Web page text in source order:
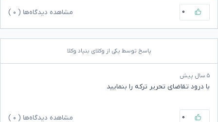
۰ مشاهده دیدگاه‌ها ( ۰
پاسخ توسط یکی از وکلای بنیاد وکلا
۵ سال پیش
با درود تقاضای تحریر ترکه را بنمایید
۰ مشاهده دیدگاه‌ها ( ۰